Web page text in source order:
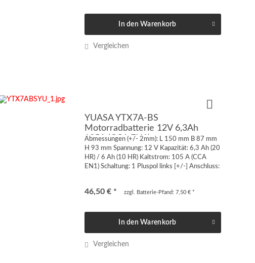
In den Warenkorb
Vergleichen
YUASA YTX7A-BS
Motorradbatterie 12V 6,3Ah
105A (CCA EN1)
Abmessungen (+/- 2mm): L 150 mm B 87 mm
H 93 mm Spannung: 12 V Kapazität: 6,3 Ah (20
HR) / 6 Ah (10 HR) Kaltstrom: 105 A (CCA
EN1) Schaltung: 1 Pluspol links [+/-] Anschluss:
46,50 € * zzgl. Batterie-Pfand: 7,50 € *
In den Warenkorb
Vergleichen